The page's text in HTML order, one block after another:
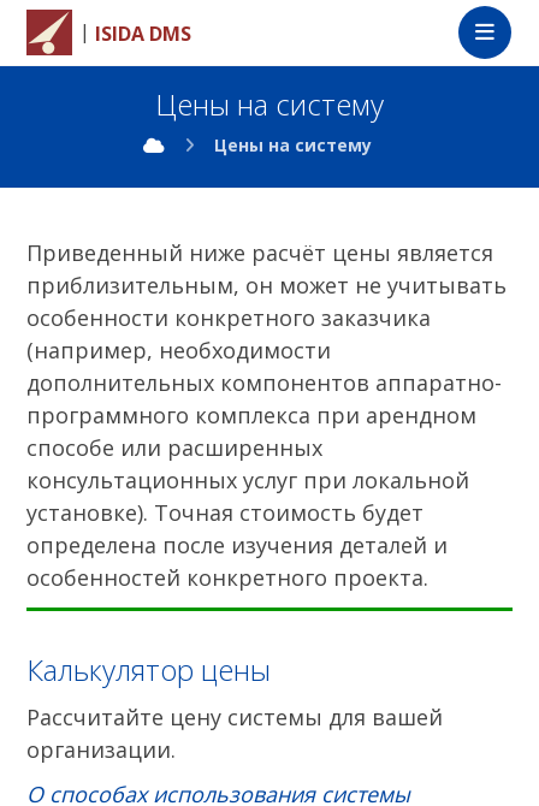
| ISIDA DMS
Цены на систему
Цены на систему
Приведенный ниже расчёт цены является
приблизительным, он может не учитывать
особенности конкретного заказчика
(например, необходимости
дополнительных компонентов аппаратно-
программного комплекса при арендном
способе или расширенных
консультационных услуг при локальной
установке). Точная стоимость будет
определена после изучения деталей и
особенностей конкретного проекта.
Калькулятор цены
Рассчитайте цену системы для вашей
организации.
О способах использования системы